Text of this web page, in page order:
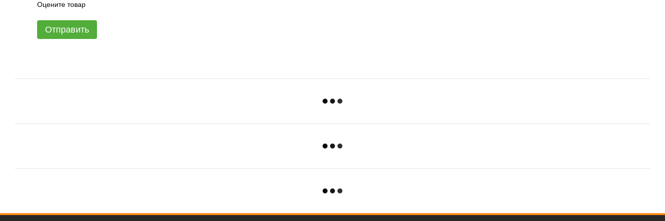
Оцените товар
Отправить